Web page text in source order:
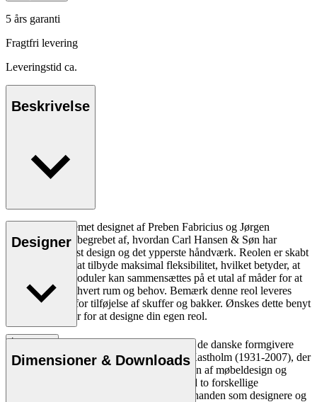
5 års garanti
Fragtfri levering
Leveringstid ca.
Beskrivelse
FK63 Reolsystemet designet af Preben Fabricius og Jørgen
Kastholm er indbegrebet af, hvordan Carl Hansen & Søn har
helliget sig tidløst design og det ypperste håndværk. Reolen er skabt
med henblik på at tilbyde maksimal fleksibilitet, hvilket betyder, at
de forskellige moduler kan sammensættes på et utal af måder for at
imødekomme ethvert rum og behov. Bemærk denne reol leveres
uden mulighed for tilføjelse af skuffer og bakker. Ønskes dette benyt
vores customizer for at designe din egen reol.
Læs mere
Designer
Funktion og minimalisme var nøgleord for de danske formgivere
Preben Fabricius (1931-1984) og Jørgen Kastholm (1931-2007), der
som designerduo stod bag en stor kollektion af møbeldesign og
belysning med et internationalt aftryk. Med to forskellige
håndværksmæssige baggrunde fandt de hinanden som designere og
Dimensioner & Downloads